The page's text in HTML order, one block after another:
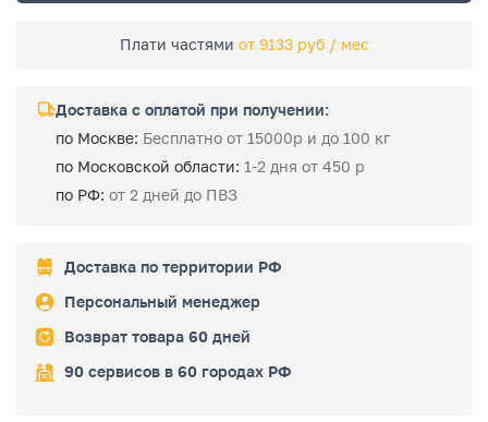
Плати частями от 9133 руб / мес
Доставка с оплатой при получении:
по Москве: Бесплатно от 15000р и до 100 кг
по Московской области: 1-2 дня от 450 р
по РФ: от 2 дней до ПВЗ
Доставка по территории РФ
Персональный менеджер
Возврат товара 60 дней
90 сервисов в 60 городах РФ